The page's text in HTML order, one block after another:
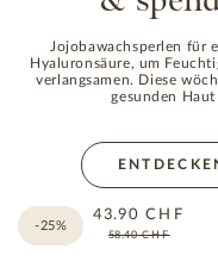
Jojobawachsperlen für
Hyaluronsäure, um
verlangsamen. Diese
gesunden
-25%
43.90 CHF
58.40CHF